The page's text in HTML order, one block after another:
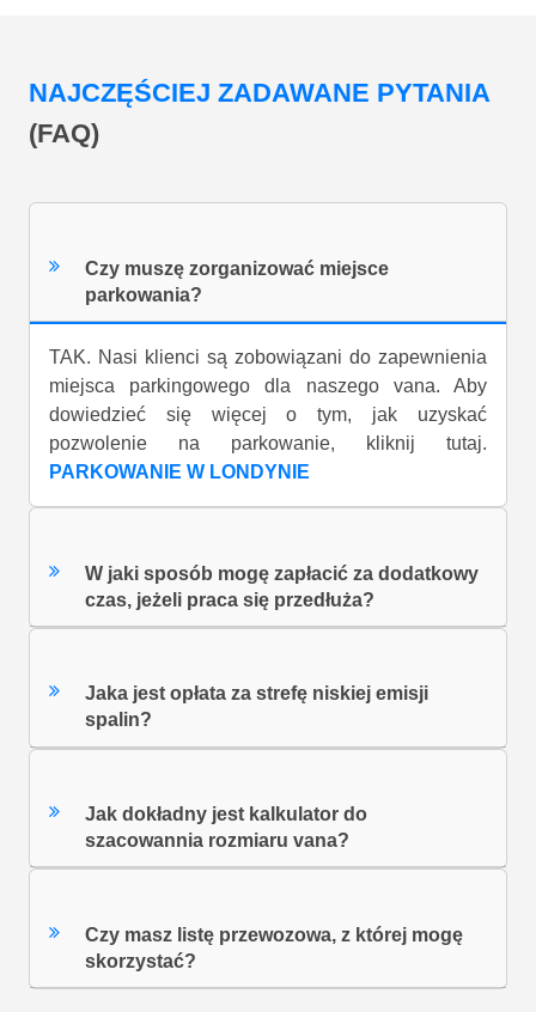
NAJCZĘŚCIEJ ZADAWANE PYTANIA
(FAQ)
Czy muszę zorganizować miejsce
parkowania?
TAK. Nasi klienci są zobowiązani do zapewnienia
miejsca parkingowego dla naszego vana. Aby
dowiedzieć się więcej o tym, jak uzyskać
pozwolenie na parkowanie, kliknij tutaj.
PARKOWANIE W LONDYNIE
W jaki sposób mogę zapłacić za dodatkowy
czas, jeżeli praca się przedłuża?
Jaka jest opłata za strefę niskiej emisji
spalin?
Jak dokładny jest kalkulator do
szacowannia rozmiaru vana?
Czy masz listę przewozowa, z której mogę
skorzystać?